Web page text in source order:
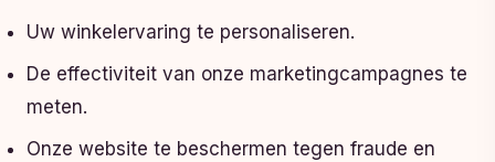
Uw winkelervaring te personaliseren.
De effectiviteit van onze marketingcampagnes te
meten.
Onze website te beschermen tegen fraude en